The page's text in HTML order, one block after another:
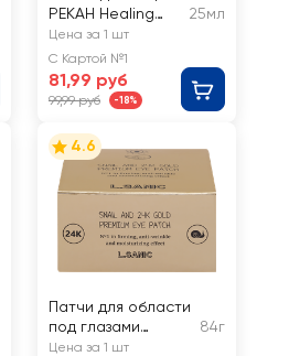
PEKAH Healing
Night
Восстанавливаю
щая с муцином
улитки
25мл
Цена за 1 шт
С Картой №1
81,99 руб
99,99 руб -18%
4.6
Патчи для области
под глазами
L.SANIC с муцином
84г
Цена за 1 шт